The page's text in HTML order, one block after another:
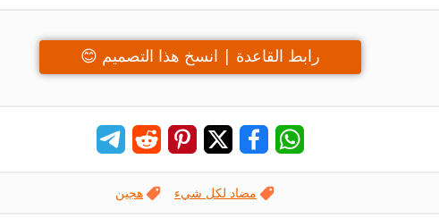
رابط القاعدة | انسخ هذا التصميم 😊
مضاد لكل شيء هجين